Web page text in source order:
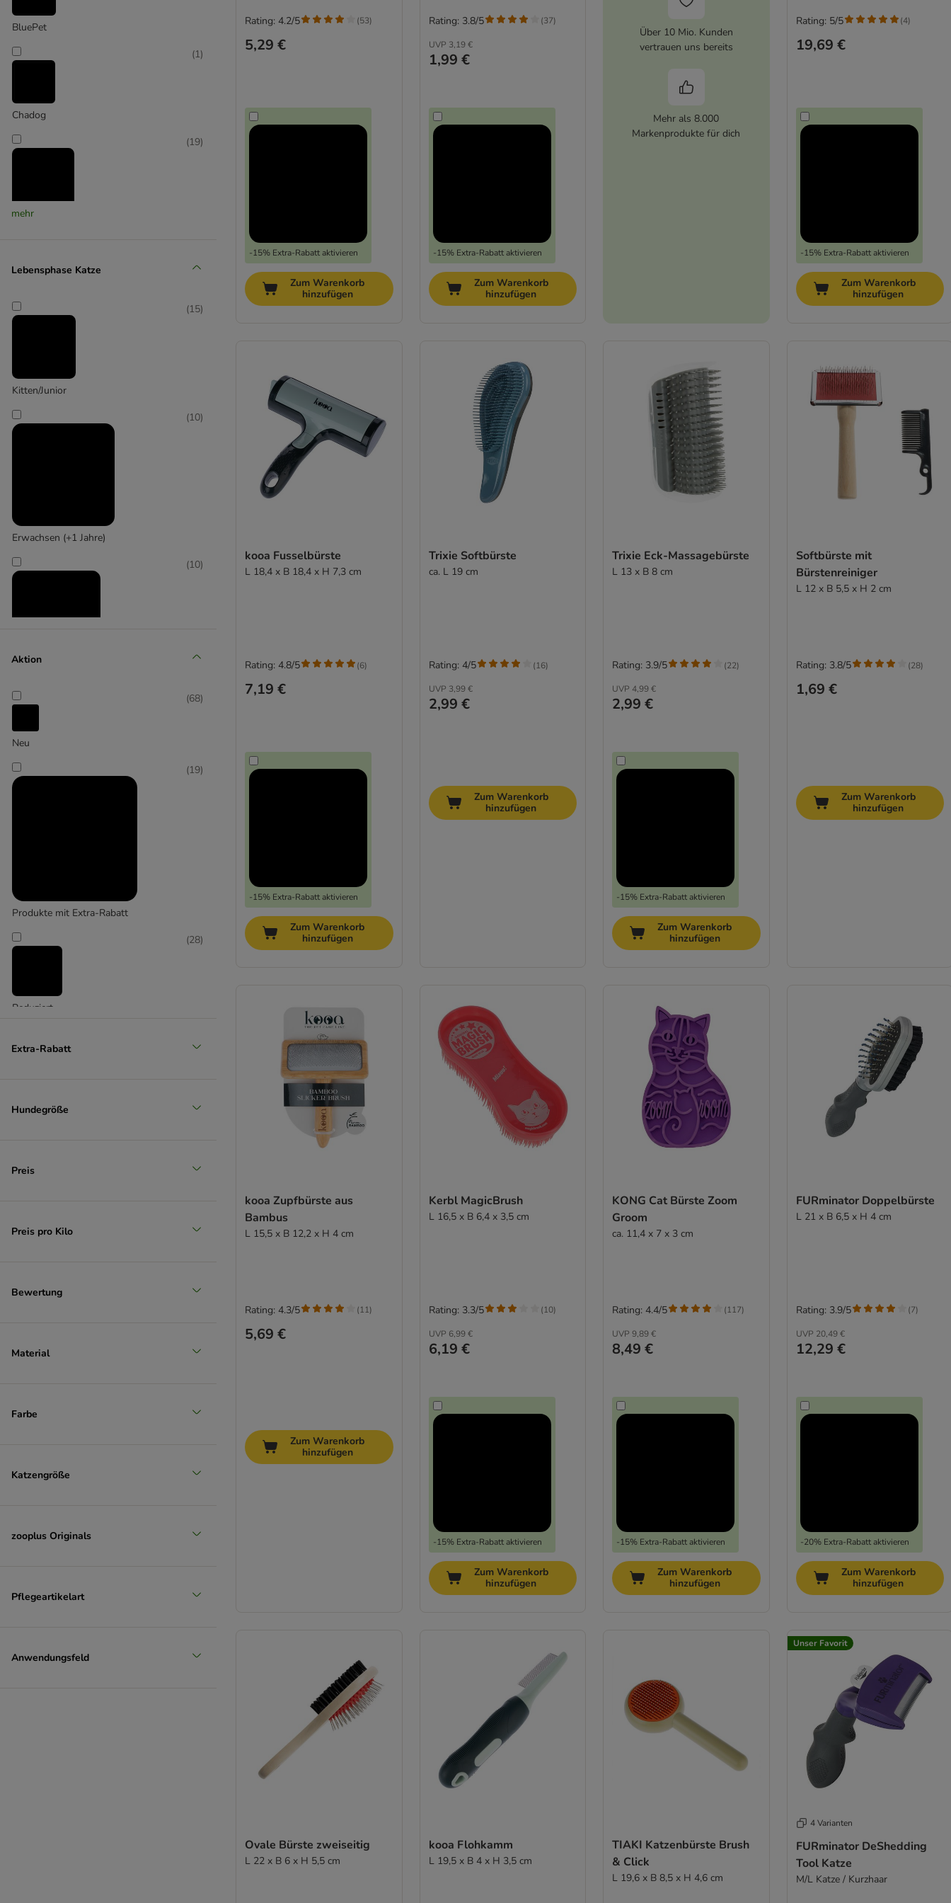
BluePet
Chadog
(1)
(19)
Karlie
Kerbl
mehr
Lebensphase Katze
Kitten/Junior
(15)
Erwachsen (+1 Jahre)
(10)
(10)
Aktion
Neu
(68)
Produkte mit Extra-Rabatt
(19)
Reduziert
(28)
Extra-Rabatt
Hundegröße
Preis
Preis pro Kilo
Bewertung
Material
Farbe
Katzengröße
zooplus Originals
Pflegeartikelart
Anwendungsfeld
5,29 €
-15% Extra-Rabatt aktivieren
Rating: 4.2/5 (53)
Zum Warenkorb
hinzufügen
UVP 3,19 €
1,99 €
-15% Extra-Rabatt aktivieren
Rating: 3.8/5 (37)
Zum Warenkorb
hinzufügen
Über 10 Mio. Kunden
vertrauen uns bereits
Mehr als 8.000
Markenprodukte für dich
19,69 €
-15% Extra-Rabatt aktivieren
Rating: 5/5 (4)
Zum Warenkorb
hinzufügen
kooa Fusselbürste
L 18,4 x B 18,4 x H 7,3 cm
7,19 €
-15% Extra-Rabatt aktivieren
Rating: 4.8/5 (6)
Zum Warenkorb
hinzufügen
Trixie Softbürste
ca. L 19 cm
UVP 3,99 €
2,99 €
Rating: 4/5 (16)
Zum Warenkorb
hinzufügen
Trixie Eck-Massagebürste
L 13 x B 8 cm
UVP 4,99 €
2,99 €
-15% Extra-Rabatt aktivieren
Rating: 3.9/5 (22)
Zum Warenkorb
hinzufügen
Softbürste mit
Bürstenreiniger
L 12 x B 5,5 x H 2 cm
1,69 €
Rating: 3.8/5 (28)
Zum Warenkorb
hinzufügen
kooa Zupfbürste aus
Bambus
L 15,5 x B 12,2 x H 4 cm
5,69 €
Rating: 4.3/5 (11)
Zum Warenkorb
hinzufügen
Kerbl MagicBrush
L 16,5 x B 6,4 x 3,5 cm
UVP 6,99 €
6,19 €
-15% Extra-Rabatt aktivieren
Rating: 3.3/5 (10)
Zum Warenkorb
hinzufügen
KONG Cat Bürste Zoom
Groom
ca. 11,4 x 7 x 3 cm
UVP 9,89 €
8,49 €
-15% Extra-Rabatt aktivieren
Rating: 4.4/5 (117)
Zum Warenkorb
hinzufügen
FURminator Doppelbürste
L 21 x B 6,5 x H 4 cm
UVP 20,49 €
12,29 €
-20% Extra-Rabatt aktivieren
Rating: 3.9/5 (7)
Zum Warenkorb
hinzufügen
Ovale Bürste zweiseitig
L 22 x B 6 x H 5,5 cm
kooa Flohkamm
L 19,5 x B 4 x H 3,5 cm
TIAKI Katzenbürste Brush
& Click
L 19,6 x B 8,5 x H 4,6 cm
Unser Favorit
4 Varianten
FURminator DeShedding
Tool Katze
M/L Katze / Kurzhaar